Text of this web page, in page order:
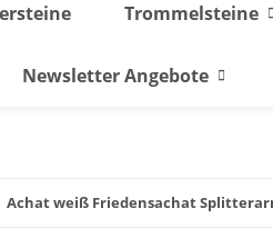
Trommelsteine
Newsletter Angebote
Achat weiß Friedensachat